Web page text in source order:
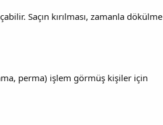
Saçın kırılması, zamanla dökülme
perma) işlem görmüş kişiler için